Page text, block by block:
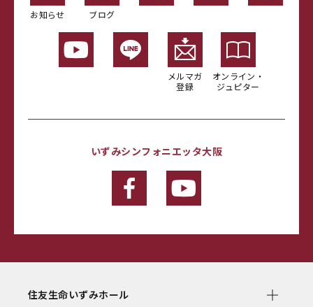
お知らせ ブログ
メルマガ
登録
オンライン・
ジュピター
いずみシンフォニエッタ大阪
住友生命いずみホール